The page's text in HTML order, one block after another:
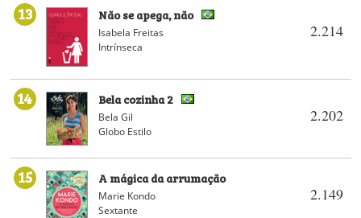
13
2.214
Não se apega, não
Isabela Freitas
Intrínseca
14
2.202
Bela cozinha 2
Bela Gil
Globo Estilo
15
2.149
A mágica da arrumação
Marie Kondo
Sextante